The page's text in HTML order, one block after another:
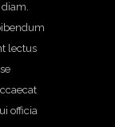
lectus
officia